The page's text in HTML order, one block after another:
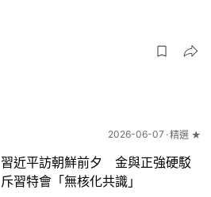
2026-06-07 精選 ★
習近平訪朝鮮前夕 金與正強硬駁
斥習特會「無核化共識」